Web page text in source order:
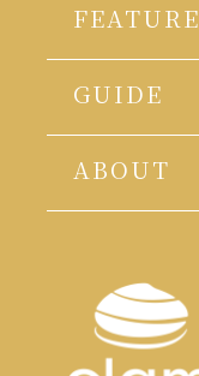
FEATURE
GUIDE
ABOUT